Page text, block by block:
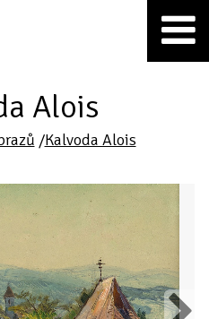
Alois
/Kalvoda Alois
Next